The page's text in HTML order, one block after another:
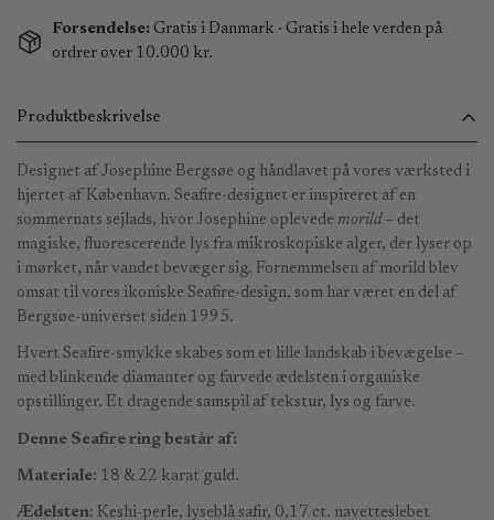
Forsendelse: Gratis i Danmark · Gratis i hele verden på
ordrer over 10.000 kr.
Produktbeskrivelse
Designet af Josephine Bergsøe og håndlavet på vores værksted i
hjertet af København. Seafire-designet er inspireret af en
sommernats sejlads, hvor Josephine oplevede morild– det
magiske, fluorescerende lys fra mikroskopiske alger, der lyser op
i mørket, når vandet bevæger sig. Fornemmelsen af morild blev
omsat til vores ikoniske Seafire-design, som har været en del af
Bergsøe-universet siden 1995.
Hvert Seafire-smykke skabes som et lille landskab i bevægelse –
med blinkende diamanter og farvede ædelsten i organiske
opstillinger. Et dragende samspil af tekstur, lys og farve.
Denne Seafire ring består af:
Materiale: 18 & 22 karat guld.
Ædelsten: Keshi-perle, lyseblå safir, 0,17 ct. navetteslebet